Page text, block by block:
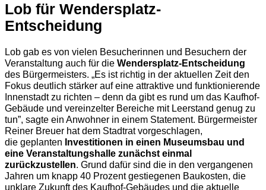
Lob für Wendersplatz-
Entscheidung
Lob gab es von vielen Besucherinnen und Besuchern der
Veranstaltung auch für die Wendersplatz-Entscheidung
des Bürgermeisters. „Es ist richtig in der aktuellen Zeit den
Fokus deutlich stärker auf eine attraktive und funktionierende
Innenstadt zu richten – denn da gibt es rund um das Kaufhof-
Gebäude und vereinzelter Bereiche mit Leerstand genug zu
tun”, sagte ein Anwohner in einem Statement. Bürgermeister
Reiner Breuer hat dem Stadtrat vorgeschlagen,
die geplanten Investitionen in einen Museumsbau und
eine Veranstaltungshalle zunächst einmal
zurückzustellen. Grund dafür sind die in den vergangenen
Jahren um knapp 40 Prozent gestiegenen Baukosten, die
unklare Zukunft des Kaufhof-Gebäudes und die aktuelle